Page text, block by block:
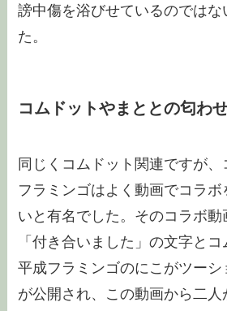
謗中傷を浴びせているのではな
た。
コムドットやまととの匂わ
同じくコムドット関連ですが
フラミンゴはよく動画でコラボ
いと有名でした。そのコラボ
「付き合いました」の文字と
平成フラミンゴのにこがツー
が公開され、この動画から二人